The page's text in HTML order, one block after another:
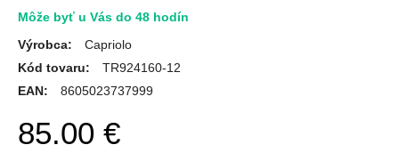
Môže byť u Vás do 48 hodín
Výrobca:
Capriolo
Kód tovaru:
TR924160-12
EAN:
8605023737999
85.00 €